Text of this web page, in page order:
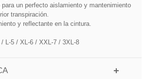
para un perfecto aislamiento y mantenimiento
transpiración.
y reflectante en la cintura.
L-5 / XL-6 / XXL-7 / 3XL-8